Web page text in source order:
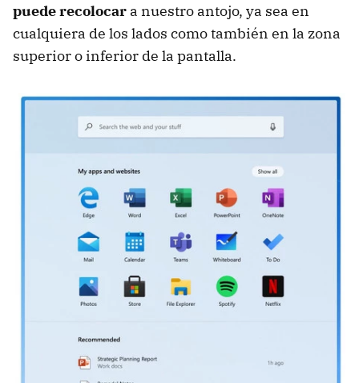
puede recolocar a nuestro antojo, ya sea en
cualquiera de los lados como también en la zona
superior o inferior de la pantalla.